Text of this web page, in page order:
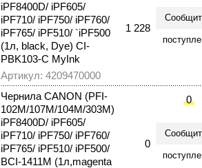
iPF8400D/ iPF605/
iPF710/ iPF750/ iPF760/
iPF765/ iPF510/ `iPF500
(1л, black, Dye) CI-
PBK103-C MyInk
Артикул: 4209470000
1 228
Чернила CANON (PFI-
102M/107M/104M/303M)
iPF8400D/ iPF605/
iPF710/ iPF750/ iPF760/
iPF765/ iPF510/ iPF500/
BCI-1411M (1л,magenta
0
0